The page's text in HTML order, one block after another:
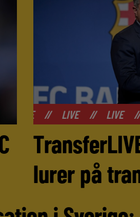
LIVE // LIVE //
lurer på